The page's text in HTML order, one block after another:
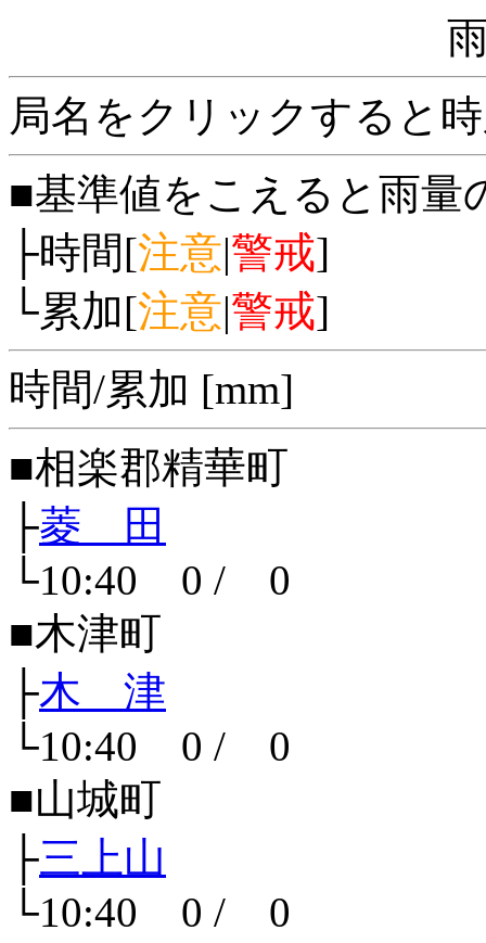
局名をクリックすると
■基準値をこえると雨量
├時間[注意|警戒]
└累加[注意|警戒]
時間/累加 [mm]
■相楽郡精華町
├菱 田
└10:40 0 / 0
■木津町
├木 津
└10:40 0 / 0
■山城町
├三上山
└10:40 0 / 0